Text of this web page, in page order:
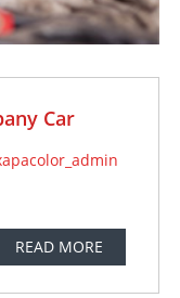
Car
READ MORE